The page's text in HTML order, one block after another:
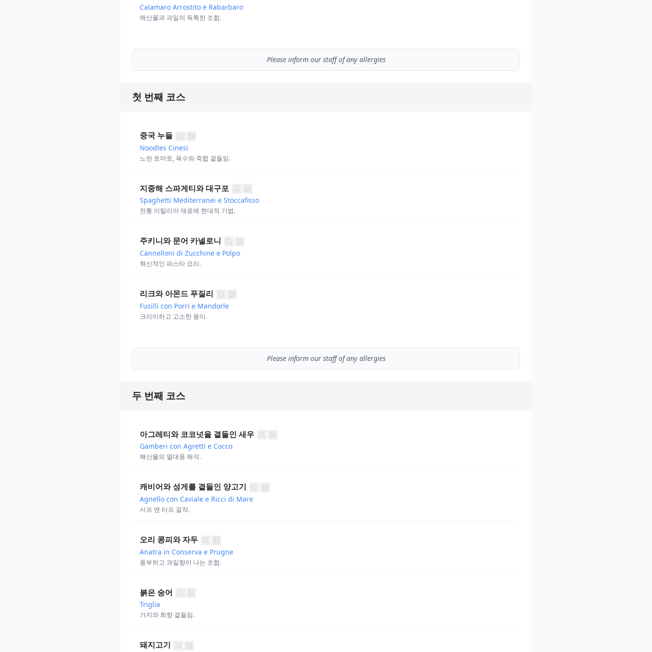
Calamaro Arrostito e Rabarbaro
해산물과 과일의 독특한 조합.
Please inform our staff of any allergies
첫 번째 코스
중국 누들
Noodles Cinesi
노란 토마토, 육수와 죽합 곁들임.
지중해 스파게티와 대구포
Spaghetti Mediterranei e Stoccafisso
전통 이탈리아 재료에 현대적 기법.
주키니와 문어 카넬로니
Cannelloni di Zucchine e Polpo
혁신적인 파스타 요리.
리크와 아몬드 푸질리
Fusilli con Porri e Mandorle
크리미하고 고소한 풍미.
Please inform our staff of any allergies
두 번째 코스
아그레티와 코코넛을 곁들인 새우
Gamberi con Agretti e Cocco
해산물의 열대풍 해석.
캐비어와 성게를 곁들인 양고기
Agnello con Caviale e Ricci di Mare
서프 앤 터프 걸작.
오리 콩피와 자두
Anatra in Conserva e Prugne
풍부하고 과일향이 나는 조합.
붉은 숭어
Triglia
가지와 회향 곁들임.
돼지고기